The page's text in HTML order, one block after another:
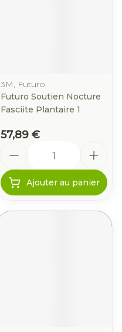
3M, Futuro
Futuro Soutien Nocture
Fasciite Plantaire 1
57,89 €
Ajouter au panier